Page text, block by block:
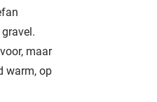
maar
warm, op